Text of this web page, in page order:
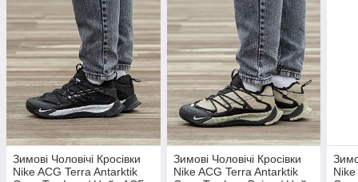
Зимові Чоловічі Кросівки
Nike ACG Terra Antarktik
Зимові Чоловічі Кросівки
Nike ACG Terra Antarktik